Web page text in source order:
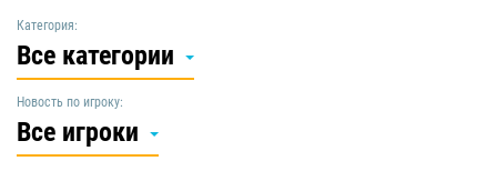
Категория:
Все категории
Новость по игроку:
Все игроки